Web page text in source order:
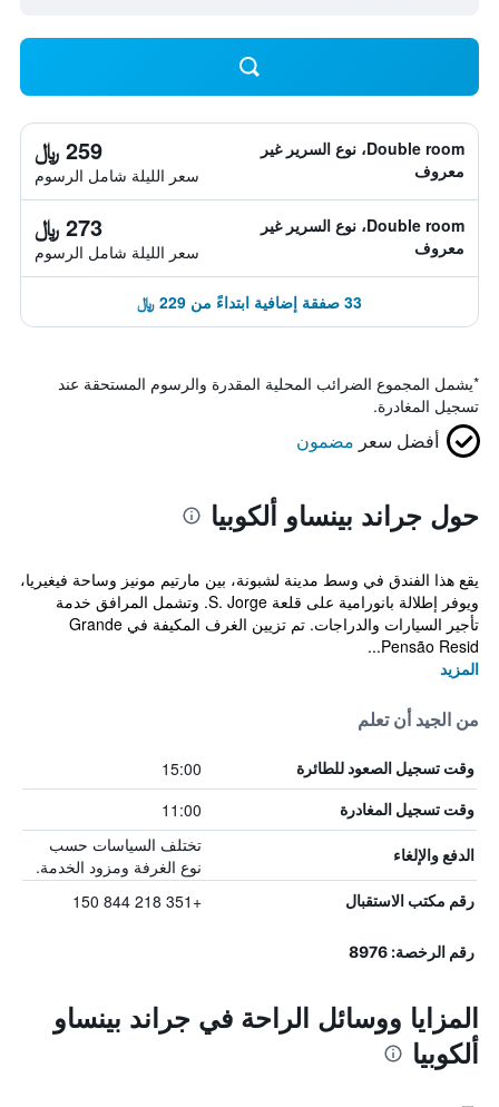
Double room، نوع السرير غير
معروف
259 ﷼
سعر الليلة شامل الرسوم
Double room، نوع السرير غير
معروف
273 ﷼
سعر الليلة شامل الرسوم
33 صفقة إضافية ابتداءً من 229 ﷼
*يشمل المجموع الضرائب المحلية المقدرة والرسوم المستحقة عند
تسجيل المغادرة.
أفضل سعر مضمون
حول جراند بينساو ألكوبيا
يقع هذا الفندق في وسط مدينة لشبونة، بين مارتيم مونيز وساحة فيغيريا،
ويوفر إطلالة بانورامية على قلعة S. Jorge. وتشمل المرافق خدمة
تأجير السيارات والدراجات. تم تزيين الغرف المكيفة في Grande
Pensão Resid...
المزيد
من الجيد أن تعلم
وقت تسجيل الصعود للطائرة 15:00
وقت تسجيل المغادرة 11:00
الدفع والإلغاء
تختلف السياسات حسب
نوع الغرفة ومزود الخدمة.
رقم مكتب الاستقبال +351 218 844 150
رقم الرخصة: 8976
المزايا ووسائل الراحة في جراند بينساو
ألكوبيا